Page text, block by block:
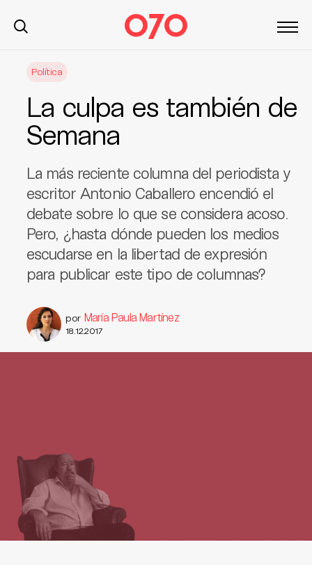
Política
La culpa es también de
Semana
La más reciente columna del periodista y
escritor Antonio Caballero encendió el
debate sobre lo que se considera acoso.
Pero, ¿hasta dónde pueden los medios
escudarse en la libertad de expresión
para publicar este tipo de columnas?
por María Paula Martínez
18.12.2017